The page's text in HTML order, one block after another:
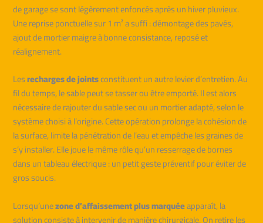
de garage se sont légèrement enfoncés après un hiver pluvieux.
Une reprise ponctuelle sur 1 m² a suffi : démontage des pavés,
ajout de mortier maigre à bonne consistance, reposé et
réalignement.
Lesrecharges de jointsconstituent un autre levier d’entretien. Au
fil du temps, le sable peut se tasser ou être emporté. Il est alors
nécessaire de rajouter du sable sec ou un mortier adapté, selon le
système choisi à l’origine. Cette opération prolonge la cohésion de
la surface, limite la pénétration de l’eau et empêche les graines de
s’y installer. Elle joue le même rôle qu’un resserrage de bornes
dans un tableau électrique : un petit geste préventif pour éviter de
gros soucis.
Lorsqu’unezone d’affaissement plus marquéeapparaît, la
solution consiste à intervenir de manière chirurgicale. On retire les